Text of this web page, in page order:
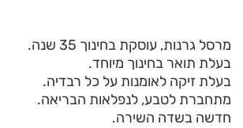
מרסל גרנות, עוסקת בחינוך 35 שנה.
בעלת תואר בחינוך מיוחד.
בעלת זיקה לאומנות על כל רבדיה.
מתחברת לטבע, לנפלאות הבריאה.
חדשה בשדה השירה.